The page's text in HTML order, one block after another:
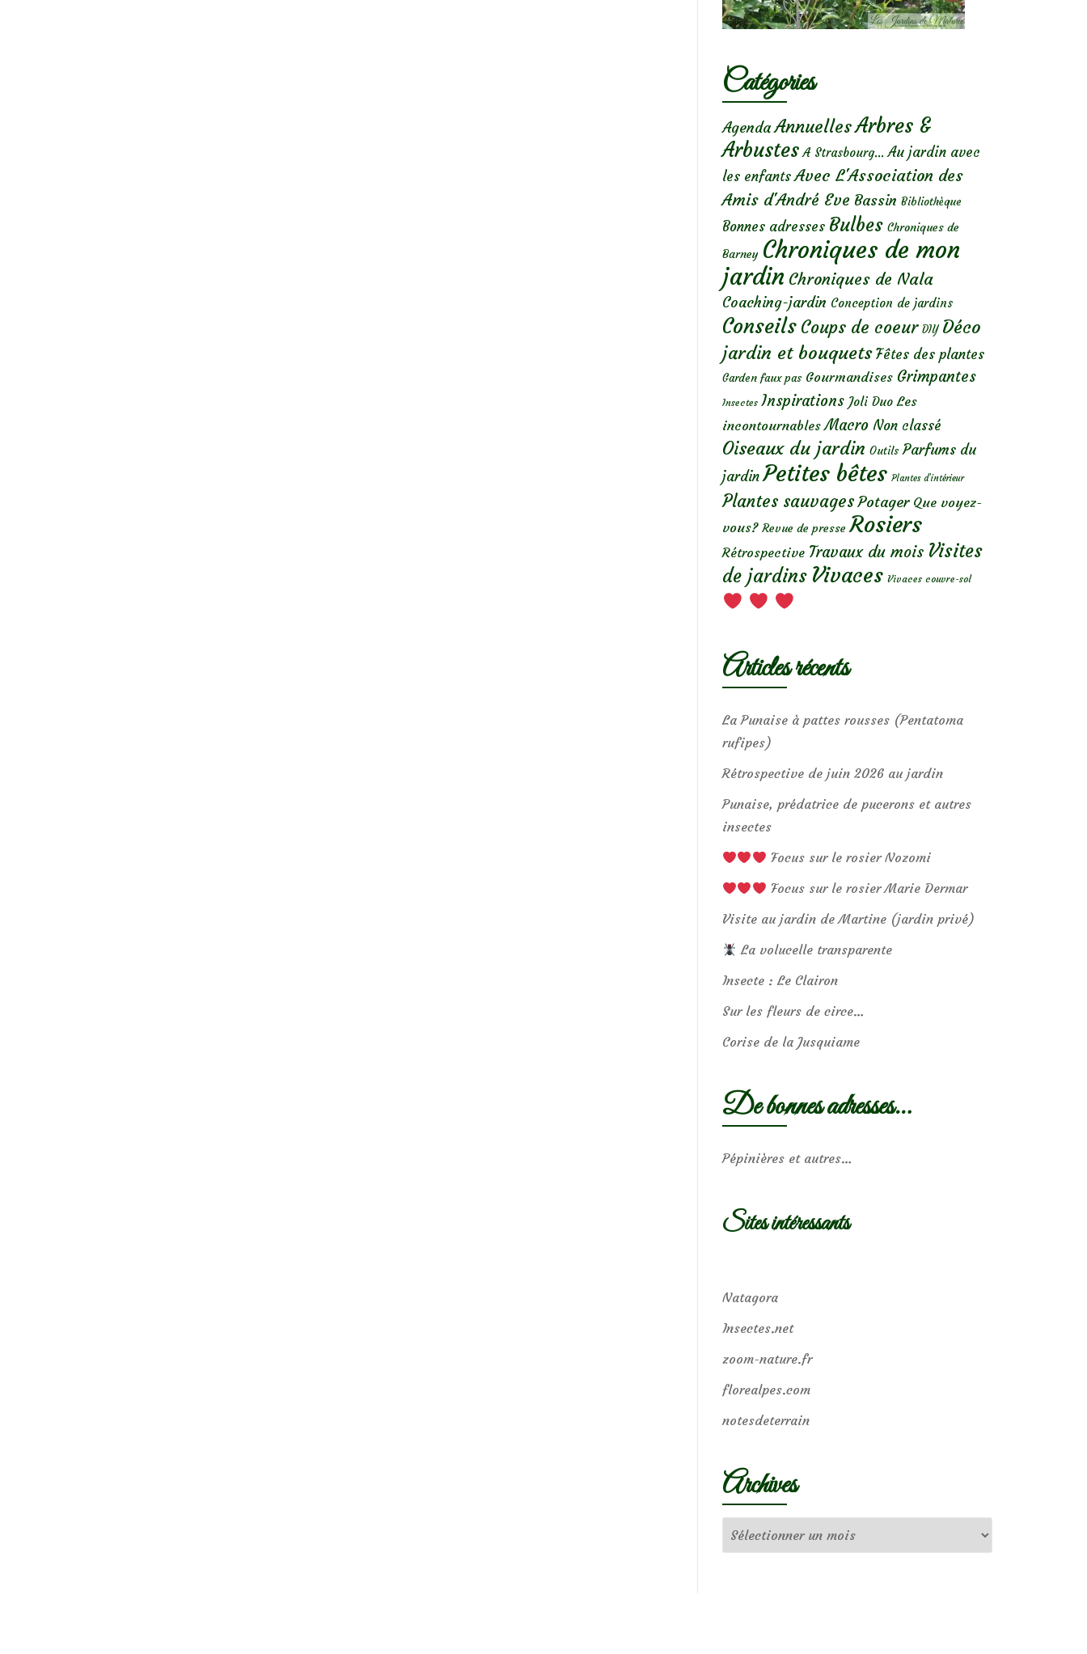
Catégories
Agenda AnnuellesArbres &
Arbustes A Strasbourg... Au jardin avec
les enfants Avec L'Association des
Amis d'André Eve Bassin Bibliothèque
Bonnes adresses Bulbes Chroniques de
Barney Chroniques de mon
jardin Chroniques de Nala
Coaching-jardin Conception de jardins
Conseils Coups de coeur DIY Déco
jardin et bouquets Fêtes des plantes
Garden faux pas Gourmandises Grimpantes
Insectes Inspirations Joli Duo Les
incontournables Macro Non classé
Oiseaux du jardin Outils Parfums du
jardin Petites bêtes Plantes d’intérieur
Plantes sauvages Potager Que voyez-
vous? Revue de presse Rosiers
Rétrospective Travaux du mois Visites
de jardins Vivaces Vivaces couvre-sol
Articles récents
La Punaise à pattes rousses (Pentatoma
rufipes)
Rétrospective de juin 2026 au jardin
Punaise, prédatrice de pucerons et autres
insectes
Focus sur le rosier Nozomi
Focus sur le rosier Marie Dermar
Visite au jardin de Martine (jardin privé)
La volucelle transparente
Insecte : Le Clairon
Sur les fleurs de circe…
Corise de la Jusquiame
De bonnes adresses…
Pépinières et autres…
Sites intéressants
Natagora
Insectes.net
zoom-nature.fr
florealpes.com
notesdeterrain
Archives
Archives